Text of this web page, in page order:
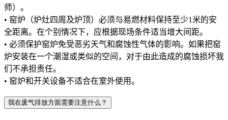
师）。
• 窑炉（炉灶四周及炉顶）必须与易燃材料保持至少1 米的安
全距离。在个别情况下，应根据现场条件适当增大间距。
• 必须保护窑炉免受恶劣天气和腐蚀性气体的影响。如果把窑
炉安装在一个潮湿或类似的空间，对于由此造成的腐蚀损坏我
们不承担责任。
• 窑炉和开关设备不适合在室外使用。
我在废气排放方面需要注意什么？